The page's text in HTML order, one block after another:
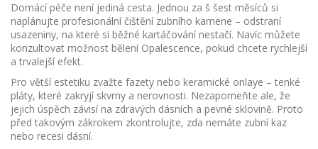
Domácí péče není jediná cesta. Jednou za š šest měsíců si
naplánujte profesionální čištění zubního kamene – odstraní
usazeniny, na které si běžné kartáčování nestačí. Navíc můžete
konzultovat možnost bělení Opalescence, pokud chcete rychlejší
a trvalejší efekt.
Pro větší estetiku zvažte fazety nebo keramické onlaye – tenké
pláty, které zakryjí skvrny a nerovnosti. Nezapomeňte ale, že
jejich úspěch závisí na zdravých dásních a pevné sklovině. Proto
před takovým zákrokem zkontrolujte, zda nemáte zubní kaz
nebo recesi dásní.